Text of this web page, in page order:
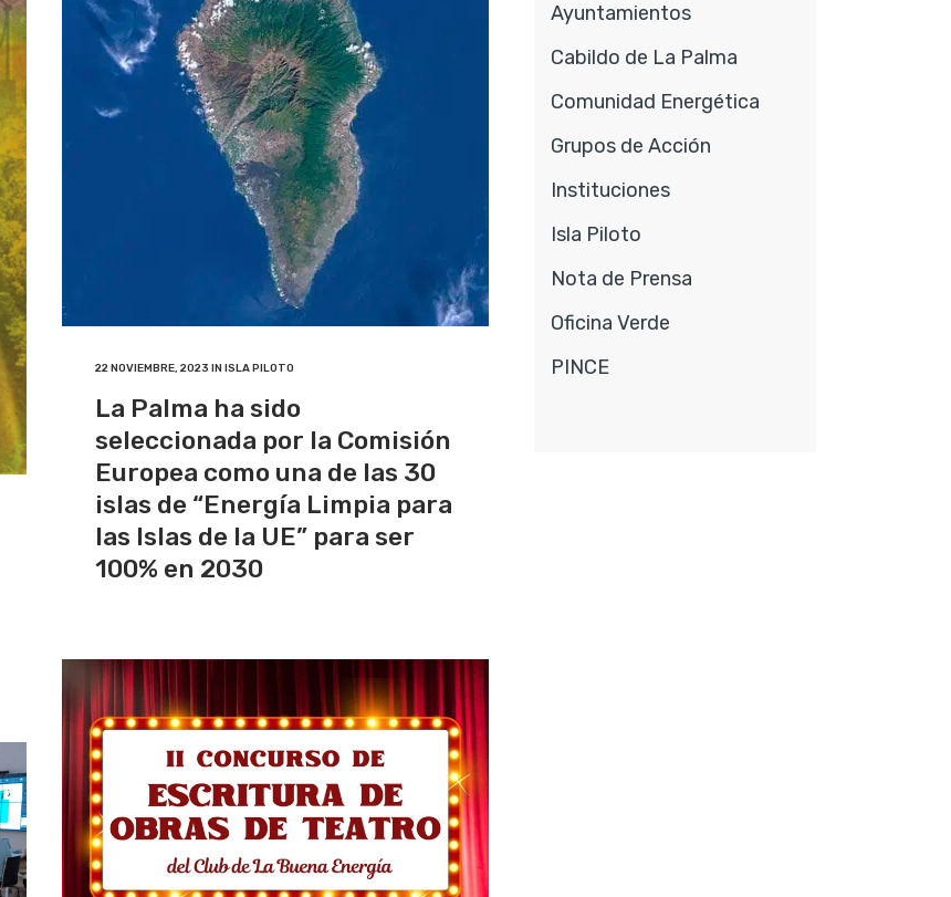
22 NOVIEMBRE, 2023 IN ISLA PILOTO
La Palma ha sido
seleccionada por la Comisión
Europea como una de las 30
islas de “Energía Limpia para
las Islas de la UE” para ser
100% en 2030
Ayuntamientos
Cabildo de La Palma
Comunidad Energética
Grupos de Acción
Instituciones
Isla Piloto
Nota de Prensa
Oficina Verde
PINCE